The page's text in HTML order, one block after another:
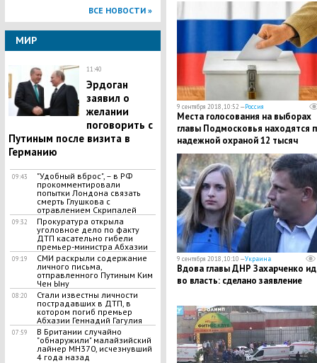
ВСЕ НОВОСТИ »
МИР
11:40
Эрдоган
заявил о
желании
поговорить с
Путиным после визита в
Германию
09:43
"Удобный вброс", – в РФ
прокомментировали
попытки Лондона связать
смерть Глушкова с
отравлением Скрипалей
09:32
Прокуратура открыла
уголовное дело по факту
ДТП касательно гибели
премьер-министра Абхазии
09:19
СМИ раскрыли содержание
личного письма,
отправленного Путиным Ким
Чен Ыну
08:20
Стали известны личности
пострадавших в ДТП, в
котором погиб премьер
Абхазии Геннадий Гагулия
07:59
В Британии случайно
"обнаружили" малайзийский
лайнер МН370, исчезнувший
4 года назад
9 сентября 2018, 10:52 —Россия
Места голосования на выборах
главы Подмосковья находятся
надежной охраной 12 тысяч
правоохранителей
9 сентября 2018, 10:10 —Украина
Вдова главы ДНР Захарченко
во власть: сделано заявление